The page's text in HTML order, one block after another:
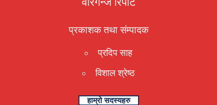
प्रकाशक तथा संम्पादक
प्रदिप साह
विशाल श्रेष्ठ
हाम्रो सदस्यहरु